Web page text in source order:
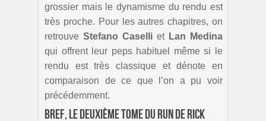
grossier mais le dynamisme du rendu est
très proche. Pour les autres chapitres, on
retrouve Stefano Caselli etLan Medina
qui offrent leur peps habituel même si le
rendu est très classique et dénote en
comparaison de ce que l’on a pu voir
précédemment.
Bref, le deuxième tome du run de Rick